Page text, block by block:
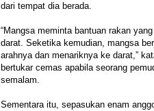
dari tempat dia berada.
“Mangsa meminta bantuan rakan
darat. Seketika kemudian, mangsa
arahnya dan menariknya ke darat,”
bertukar cemas apabila seorang
semalam.
Sementara itu, sepasukan enam